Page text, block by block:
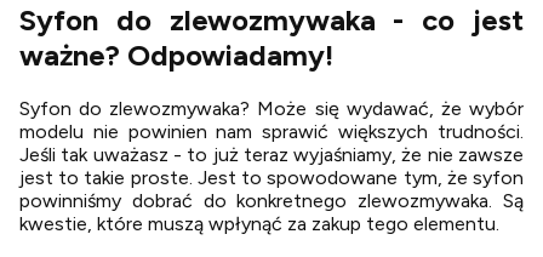
Syfon do zlewozmywaka - co jest
ważne? Odpowiadamy!
Syfon do zlewozmywaka? Może się wydawać, że wybór
modelu nie powinien nam sprawić większych trudności.
Jeśli tak uważasz - to już teraz wyjaśniamy, że nie zawsze
jest to takie proste. Jest to spowodowane tym, że syfon
powinniśmy dobrać do konkretnego zlewozmywaka. Są
kwestie, które muszą wpłynąć za zakup tego elementu.